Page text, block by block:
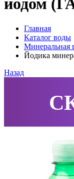
йодом
Главная
Каталог воды
Минеральная
Йодика
Назад